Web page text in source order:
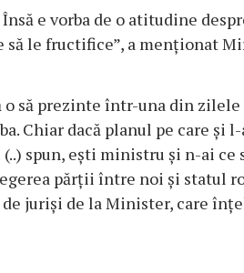
Însă e vorba de o atitudine
să le fructifice”, a menţionat
să prezinte într-una din
Chiar dacă planul pe care şi
spun, eşti ministru şi n-ai
părţii între noi şi statul
jurişi de la Minister, care